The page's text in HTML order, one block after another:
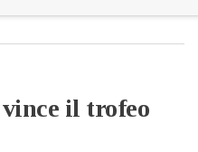
il trofeo